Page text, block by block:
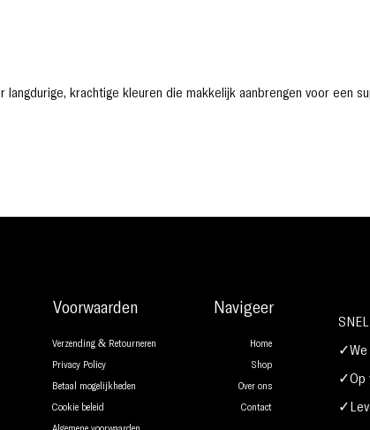
krachtige kleuren die makkelijk aanbrengen voor een
Voorwaarden
Verzending & Retourneren
Privacy Policy
Betaal mogelijkheden
Cookie beleid
Navigeer
Home
Shop
Over ons
Contact
✓We
✓Op